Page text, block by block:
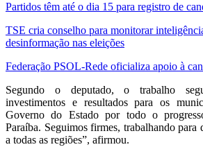
Partidos têm até o dia 15 para registro de
TSE cria conselho para monitorar
desinformação nas eleições
Federação PSOL-Rede oficializa apoio à
Segundo o deputado, o trabalho
investimentos e resultados para os
Governo do Estado por todo o
Paraíba. Seguimos firmes, trabalhando para
a todas as regiões”, afirmou.